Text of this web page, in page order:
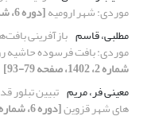
موردی: شهر ارومیه[دوره 6، شماره 3، 1402، صفحه 61-78]
مطلبی، قاسم بازآفرینی
موردی: بافت فرسوده حاشیه
شماره 2، 1402، صفحه 79-93]
معینی فر، مریم تبیین تبلور
های شهر قزوین[دوره 6، شماره 1، 1402، صفحه 55-70]